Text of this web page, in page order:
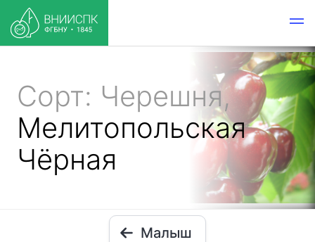
Сорт: Черешня,
Мелитопольская
Чёрная
Малыш